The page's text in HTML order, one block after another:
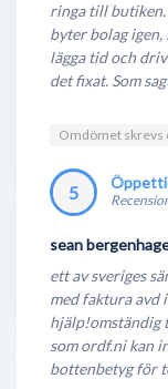
ringa till
byter bolag igen,
lägga tid och
det fixat. Som
Omdömet skrevs
5
sean
ett av sveriges
med faktura avd
hjälp!omständig
som ordf.ni kan
bottenbetyg för